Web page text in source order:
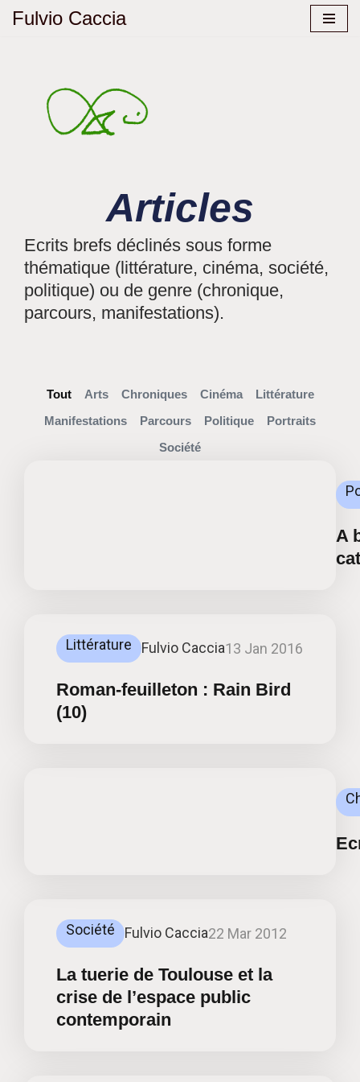
Fulvio Caccia
Articles
Ecrits brefs déclinés sous forme
thématique (littérature, cinéma, société,
politique) ou de genre (chronique,
parcours, manifestations).
Arts Chroniques Cinéma
Littérature
Manifestations
Parcours Politique
Portraits
Société
Tout
A
Littérature Fulvio Caccia13 Jan 2016
Roman-feuilleton : Rain Bird
(10)
Société Fulvio Caccia22 Mar 2012
La tuerie de Toulouse et la
crise de l’espace public
contemporain